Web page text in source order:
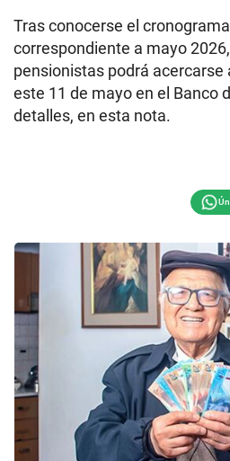
Tras conocerse el
correspondiente a mayo
pensionistas podrá acercarse
este 11 de mayo en el Banco
detalles, en esta nota.